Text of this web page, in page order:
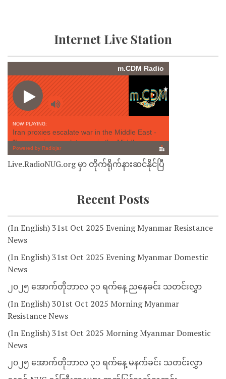
Internet Live Station
Live.RadioNUG.org မှာ တိုက်ရိုက်နားဆင်နိုင်ပြီ
Recent Posts
(In English) 31st Oct 2025 Evening Myanmar Resistance
News
(In English) 31st Oct 2025 Evening Myanmar Domestic
News
၂၀၂၅ အောက်တိုဘာလ ၃၁ ရက်နေ့ ညနေခင်း သတင်းလွှာ
(In English) 301st Oct 2025 Morning Myanmar
Resistance News
(In English) 31st Oct 2025 Morning Myanmar Domestic
News
၂၀၂၅ အောက်တိုဘာလ ၃၁ ရက်နေ့ မနက်ခင်း သတင်းလွှာ